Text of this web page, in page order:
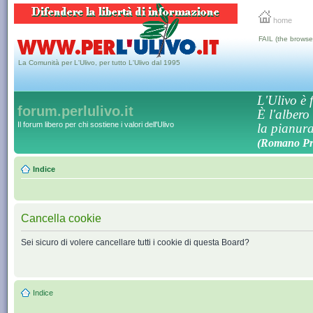
home
La Comunità per L'Ulivo, per tutto L'Ulivo dal 1995
FAIL (the
forum.perlulivo.it
Il forum libero per chi sostiene i valori dell'Ulivo
L'Ulivo è
È l'albero
la
(Romano
Indice
Cancella cookie
Sei sicuro di volere cancellare tutti i cookie di questa Board?
Indice